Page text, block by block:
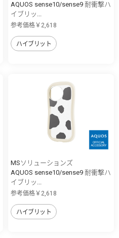
AQUOS sense10/sense9 耐衝撃ハ
イブリッ...
参考価格￥2,618
ハイブリット
MSソリューションズ
AQUOS sense10/sense9 耐衝撃ハ
イブリッ...
参考価格￥2,618
ハイブリット